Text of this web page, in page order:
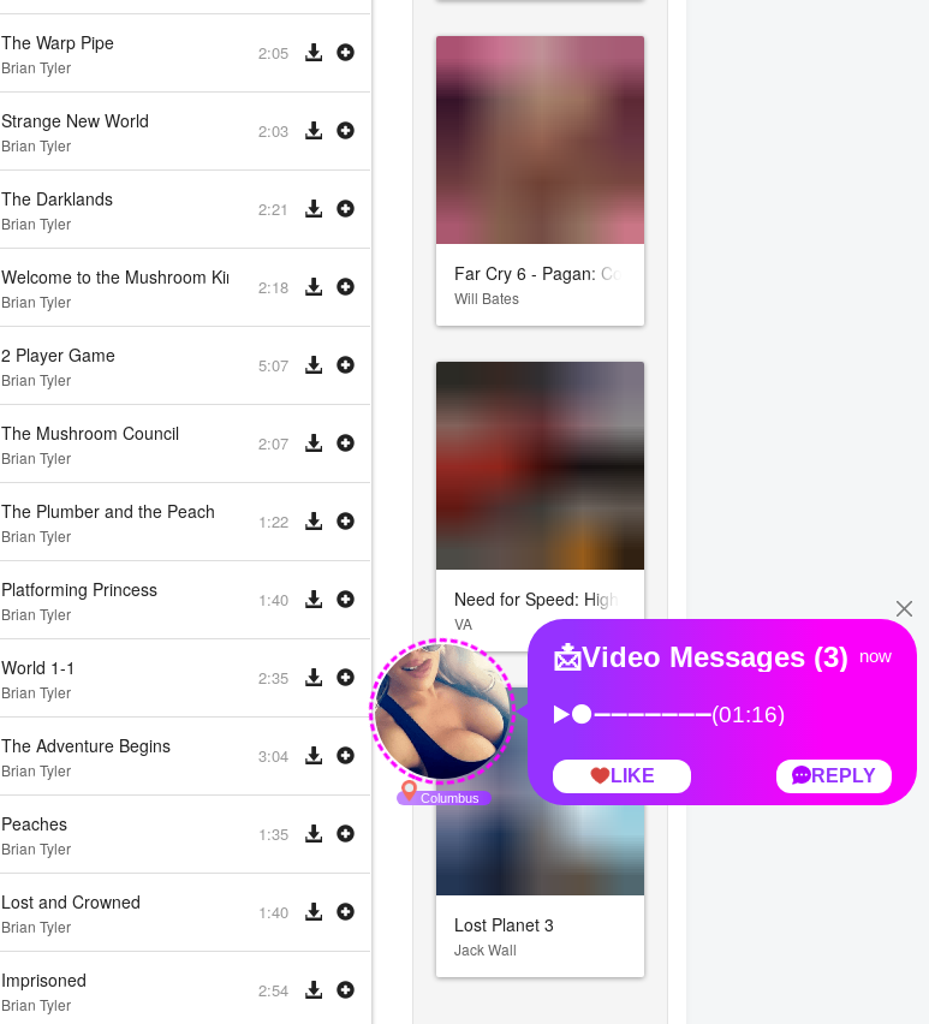
The Warp Pipe
Brian Tyler
2:05
Strange New World
Brian Tyler
2:03
The Darklands
Brian Tyler
2:21
Welcome to the Mushroom Kingdom
Brian Tyler
2:18
2 Player Game
Brian Tyler
5:07
The Mushroom Council
Brian Tyler
2:07
The Plumber and the Peach
Brian Tyler
1:22
Platforming Princess
Brian Tyler
1:40
World 1-1
Brian Tyler
2:35
The Adventure Begins
Brian Tyler
3:04
Peaches
Brian Tyler
1:35
Lost and Crowned
Brian Tyler
1:40
Imprisoned
Brian Tyler
2:54
Far Cry 6 - Pagan: Control
Will Bates
Need for Speed: High Stakes
VA
Lost Planet 3
Jack Wall